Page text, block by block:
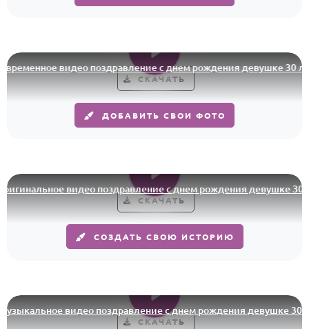
видео поздравление с днем рождения девушке 30 лет
СКАЧАТЬ
ДОБАВИТЬ СВОИ ФОТО
видео поздравление с днем рождения девушке 30 лет
СКАЧАТЬ
СОЗДАТЬ СВОЮ ИСТОРИЮ
видео поздравление с днем рождения девушке 30 лет
СКАЧАТЬ